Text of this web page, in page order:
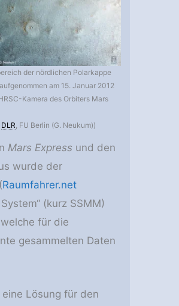
der nördlichen Polarkappe
am 15. Januar 2012
Kamera des Orbiters Mars
DLR , FU Berlin (G. Neukum))
Mars Express und den
wurde der
Raumfahrer.net
(kurz SSMM)
für die
gesammelten Daten
Lösung für den